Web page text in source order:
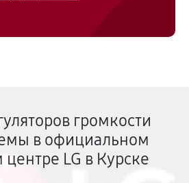
громкости
в официальном
LG в Курске